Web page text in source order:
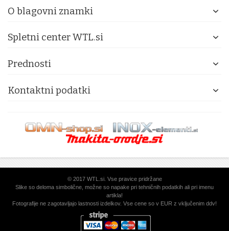
O blagovni znamki
Spletni center WTL.si
Prednosti
Kontaktni podatki
© 2017 WTL.si. Vse pravice pridržane
Slike so deloma simbolične, možne so napake pri tehničnih podatkih ali pri imenu
artikla!
Fotografije ne zagotavljajo lastnosti izdelkov. Vse cene so v EUR z vključenim ddv!